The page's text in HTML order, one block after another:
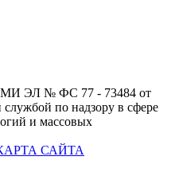
СМИ ЭЛ № ФС 77 - 73484 от
по надзору в сфере
и массовых
САЙТА